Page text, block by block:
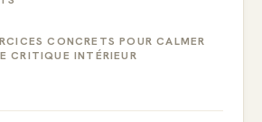
CONCRETS POUR CALMER
CRITIQUE INTÉRIEUR